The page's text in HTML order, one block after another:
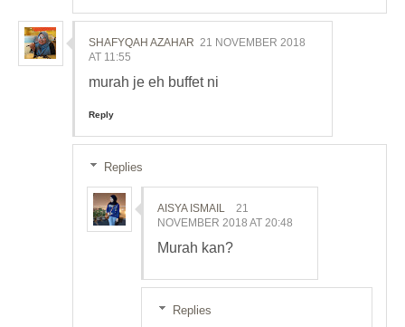
SHAFYQAH AZAHAR 21 NOVEMBER 2018
AT 11:55
murah je eh buffet ni
Reply
Replies
AISYA ISMAIL
21
NOVEMBER 2018 AT 20:48
Murah kan?
Replies